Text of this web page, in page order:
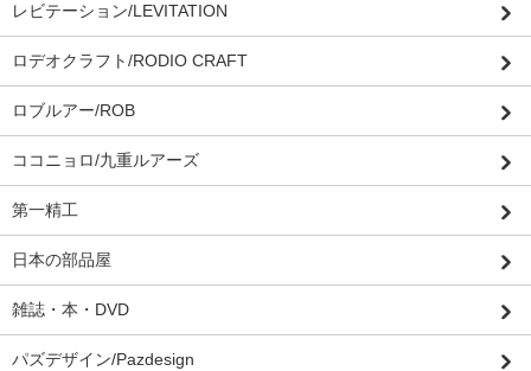
レビテーション/LEVITATION
ロデオクラフト/RODIO CRAFT
ロブルアー/ROB
ココニョロ/九重ルアーズ
第一精工
日本の部品屋
雑誌・本・DVD
パズデザイン/Pazdesign